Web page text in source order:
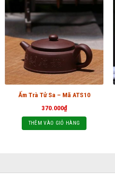
Ấm Trà Tử Sa – Mã ATS10
370.000₫
THÊM VÀO GIỎ HÀNG